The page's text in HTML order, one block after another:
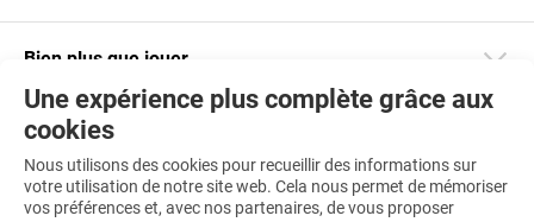
Une expérience plus complète grâce aux
cookies
Nous utilisons des cookies pour recueillir des informations sur
votre utilisation de notre site web. Cela nous permet de mémoriser
vos préférences et, avec nos partenaires, de vous proposer
Bien plus que jouer
Téléchargez notre app